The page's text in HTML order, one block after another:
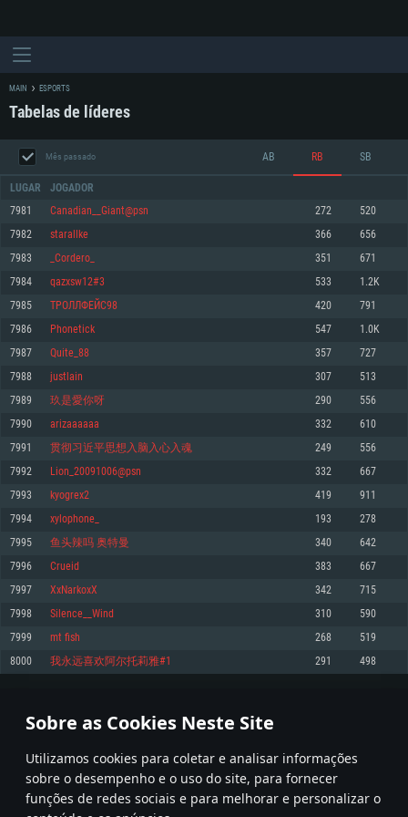
Sobre as Cookies Neste Site
Utilizamos cookies para coletar e analisar informações
sobre o desempenho e o uso do site, para fornecer
funções de redes sociais e para melhorar e personalizar o
REQUERIMENTOS DE SISTEMA
Mínimo
Sistema Operativo: Windows 10 (64 bit)
Processador: Dual-Core 2.2 GHz
Memória: 4GB
Placa Gráfica: Placa com DirectX 11: AMD Radeon 77XX / NVIDIA GeForce
GTX 660. Resolução mínima suportada: 720p
Network: Internet de banda larga.
Disco: 23,1 GB
Recomendado
superior, Radeon RX 570 ou superior
Disco: 75,9 GB
Mínimo
Sistema Operativo: Mac OS Big Sur 11.0 ou versão mais recente
Processador: Core i5 2.2GHz mínimo (Intel Xeon não suportado)
Memória: 6 GB
Placa Gráfica: Intel Iris Pro 5200 (Mac), equivalentes AMD/Nvidia para Mac.
Resolução mínima suportada: 720p com suporte Metal.
Network: Internet de banda larga.
Disco: 21,5 GB
Recomendado
Network: Internet de banda larga.
Mínimo
Sistema Operativo: Distribuições mais modernas do Linux de 64bit
Processador: Dual-Core 2.4 GHz
Memória: 4 GB
Placa Gráfica: NVIDIA 660 com os drivers mais recentes (não mais de 6
meses) / equivalentes AMD com os drivers mais recentes com suporte
Vulkan (não mais de 6 meses); Resolução mínima suportada: 720p.
Network: Internet de banda larga.
Disco: 21,5 GB
Recomendado
Sistema Operativo: Ubuntu 20.04 64bit
Processador: Intel Core i7
Memória: 16 GB
Placa Gráfica: NVIDIA 1060 com os drivers mais recentes (não mais de 6
meses) / equivalentes AMD (Radeon RX 570) com os drivers mais recentes
Network: Internet de banda larga.
MAIN ESPORTS
Tabelas de líderes
Mês passado AB RB SB
LUGAR JOGADOR
7981 Canadian__Giant@psn 272 520
7982 starallke 366 656
7983 _Cordero_ 351 671
7984 qazxsw12#3 533 1.2K
7985 ТРОЛЛФЕЙС98 420 791
7986 Phonetick 547 1.0K
7987 Quite_88 357 727
7988 justlain 307 513
7989 玖是愛你呀 290 556
7990 arizaaaaaa 332 610
7991 贯彻习近平思想入脑入心入魂 249 556
7992 Lion_20091006@psn 332 667
7993 kyogrex2 419 911
7994 xylophone_ 193 278
7995 鱼头辣吗 奥特曼 340 642
7996 Crueid 383 667
7997 XxNarkoxX 342 715
7998 Silence__Wind 310 590
7999 mt fish 268 519
8000 我永远喜欢阿尔托莉雅#1 291 498